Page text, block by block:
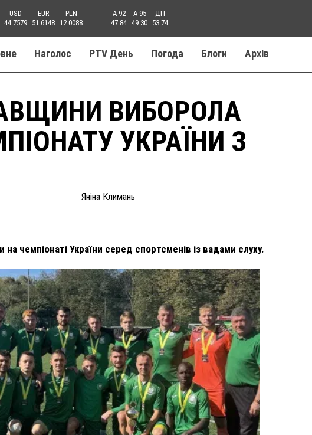
USD
44.7579
EUR
51.6148
PLN
12.0088
A-92
47.84
A-95
49.30
ДП
53.74
Наголос PTV День Погода Блоги Aрхів
ВИБОРОЛА
УКРАЇНИ З
Яніна Климань
чемпіонаті України серед спортсменів із вадами слуху.
62-РІЧНУ
ВНАСЛІДОК ПОРАНЕНЬ, ОТРИМАНИХ НА ВІЙНІ,
ПОМЕР ВОЇН ЮРІЙ ВОЙТИК